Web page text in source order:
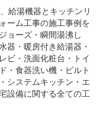
給湯機器とキッチンリ
ーム工事の施工事例を
ョーズ・瞬間湯沸し
器・暖房付き給湯器・
ビ・洗面化粧台・トイ
・食器洗い機・ビルト
システムキッチン・エ
設備に関する全ての工